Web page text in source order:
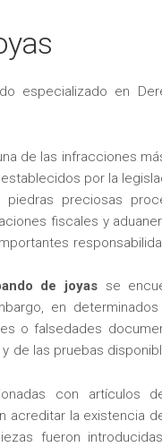
especializado en
de las infracciones
por la
piedras preciosas
fiscales y
de joyasse
en
o falsedades
de las pruebas
con artículos
acreditar la existencia
fueron